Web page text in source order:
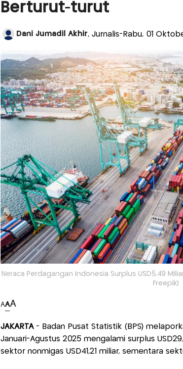
Berturut-turut
Dani Jumadil Akhir, Jurnalis-Rabu, 01
Neraca Perdagangan Indonesia Surplus USD5,49
Freepik)
AAA
JAKARTA- Badan Pusat Statistik (BPS)
Januari-Agustus 2025 mengalami surplus
sektor nonmigas USD41,21 miliar, sementara